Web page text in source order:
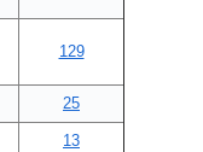
129
25
13